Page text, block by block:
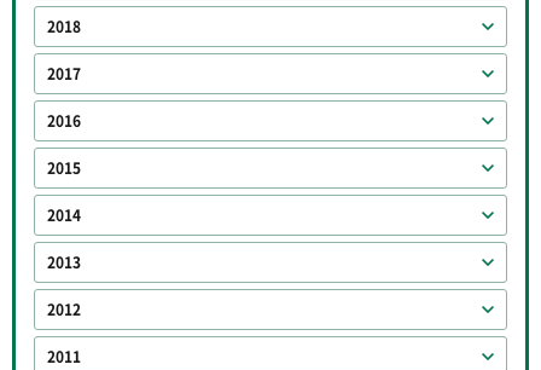
2018
2017
2016
2015
2014
2013
2012
2011